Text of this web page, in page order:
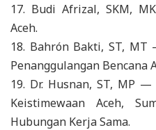
17. Budi Afrizal, SKM,
Aceh.
18. Bahrón Bakti, ST, MT
Penanggulangan Bencana
19. Dr. Husnan, ST, MP
Keistimewaan Aceh,
Hubungan Kerja Sama.